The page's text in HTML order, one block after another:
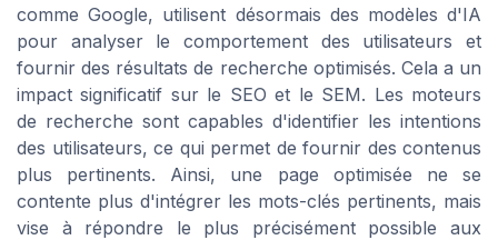
comme Google, utilisent désormais des modèles d'IA
pour analyser le comportement des utilisateurs et
fournir des résultats de recherche optimisés. Cela a un
impact significatif sur le SEO et le SEM. Les moteurs
de recherche sont capables d'identifier les intentions
des utilisateurs, ce qui permet de fournir des contenus
plus pertinents. Ainsi, une page optimisée ne se
contente plus d'intégrer les mots-clés pertinents, mais
vise à répondre le plus précisément possible aux